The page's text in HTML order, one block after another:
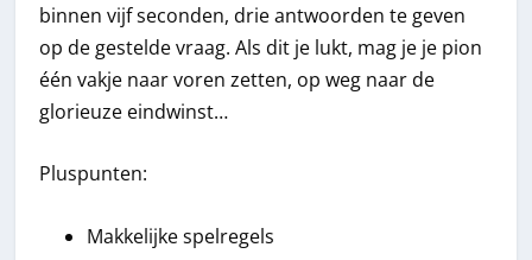
binnen vijf seconden, drie antwoorden te geven
op de gestelde vraag. Als dit je lukt, mag je je pion
één vakje naar voren zetten, op weg naar de
glorieuze eindwinst…
Pluspunten:
Makkelijke spelregels